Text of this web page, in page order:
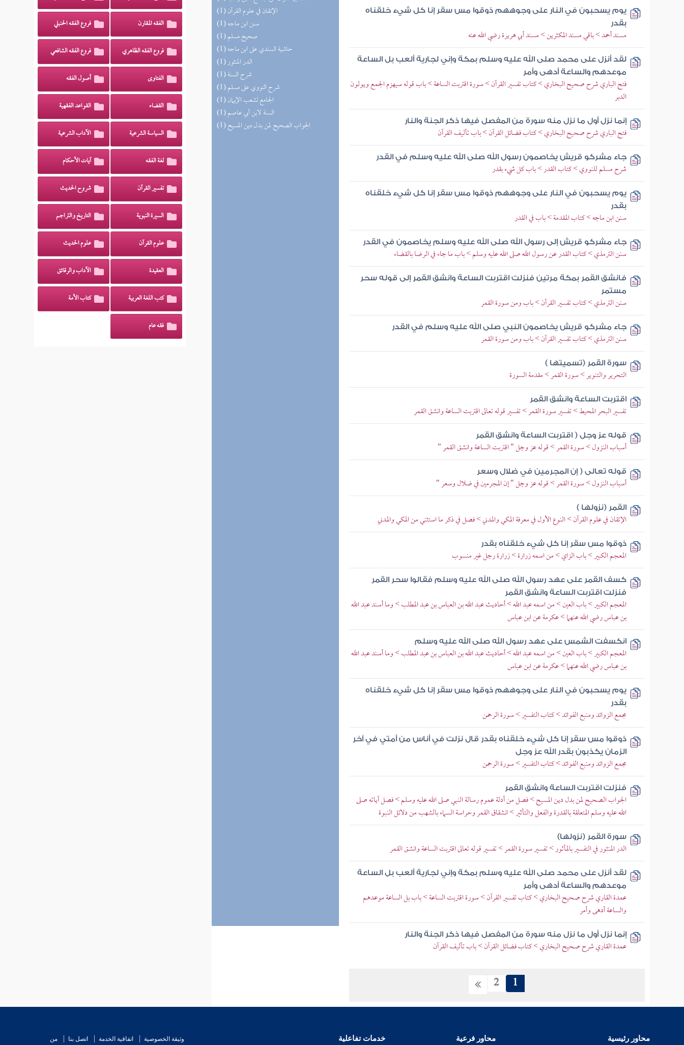
(1) الإتقان في علوم القرآن
(1) سنن ابن ماجه
(1) صحيح مسلم
(1) حاشية السندي على ابن ماجه
(1) الدر المنثور
(1) شرح السنة
(1) شرح النووي على مسلم
(1) الجامع لشعب الإيمان
(1) السنة لابن أبي عاصم
(1) الجواب الصحيح لمن بدل دين المسيح
يوم يسحبون في النار على وجوههم ذوقوا مس سقر إنا كل شيء خلقناه
بقدر
مسند أحمد > باقي مسند المكثرين > مسند أبي هريرة رضي الله عنه
لقد أنزل على محمد صلى الله عليه وسلم بمكة وإني لجارية ألعب بل الساعة
موعدهم والساعة أدهى وأمر
فتح الباري شرح صحيح البخاري > كتاب تفسير القرآن > سورة اقتربت الساعة > باب قوله سيهزم الجمع ويولون
الدبر
إنما نزل أول ما نزل منه سورة من المفصل فيها ذكر الجنة والنار
فتح الباري شرح صحيح البخاري > كتاب فضائل القرآن > باب تأليف القرآن
جاء مشركو قريش يخاصمون رسول الله صلى الله عليه وسلم في القدر
شرح مسلم للنووي > كتاب القدر > باب كل شيء بقدر
يوم يسحبون في النار على وجوههم ذوقوا مس سقر إنا كل شيء خلقناه
بقدر
سنن ابن ماجه > كتاب المقدمة > باب في القدر
جاء مشركو قريش إلى رسول الله صلى الله عليه وسلم يخاصمون في القدر
سنن الترمذي > كتاب القدر عن رسول الله صلى الله عليه وسلم > باب ما جاء في الرضا بالقضاء
فانشق القمر بمكة مرتين فنزلت اقتربت الساعة وانشق القمر إلى قوله سحر
مستمر
سنن الترمذي > كتاب تفسير القرآن > باب ومن سورة القمر
جاء مشركو قريش يخاصمون النبي صلى الله عليه وسلم في القدر
سنن الترمذي > كتاب تفسير القرآن > باب ومن سورة القمر
سورة القمر (تسميتها )
التحرير والتنوير > سورة القمر > مقدمة السورة
اقتربت الساعة وانشق القمر
تفسير البحر المحيط > تفسير سورة القمر > تفسير قوله تعالى اقتربت الساعة وانشق القمر
قوله عز وجل ( اقتربت الساعة وانشق القمر
أسباب النزول > سورة القمر > قوله عز وجل " اقتربت الساعة وانشق القمر "
قوله تعالى ( إن المجرمين في ضلال وسعر
أسباب النزول > سورة القمر > قوله عز وجل " إن المجرمين في ضلال وسعر "
القمر (نزولها )
الإتقان في علوم القرآن > النوع الأول في معرفة المكي والمدني > فصل في ذكر ما استثني من المكي والمدني
ذوقوا مس سقر إنا كل شيء خلقناه بقدر
المعجم الكبير > باب الزاي > من اسمه زرارة > زرارة رجل غير منسوب
كسف القمر على عهد رسول الله صلى الله عليه وسلم فقالوا سحر القمر
فنزلت اقتربت الساعة وانشق القمر
المعجم الكبير > باب العين > من اسمه عبد الله > أحاديث عبد الله بن العباس بن عبد المطلب > وما أسند عبد الله
بن عباس رضي الله عنهما > عكرمة عن ابن عباس
انكسفت الشمس على عهد رسول الله صلى الله عليه وسلم
المعجم الكبير > باب العين > من اسمه عبد الله > أحاديث عبد الله بن العباس بن عبد المطلب > وما أسند عبد الله
بن عباس رضي الله عنهما > عكرمة عن ابن عباس
يوم يسحبون في النار على وجوههم ذوقوا مس سقر إنا كل شيء خلقناه
بقدر
مجمع الزوائد ومنبع الفوائد > كتاب التفسير > سورة الرحمن
ذوقوا مس سقر إنا كل شيء خلقناه بقدر قال نزلت في أناس من أمتي في آخر
الزمان يكذبون بقدر الله عز وجل
مجمع الزوائد ومنبع الفوائد > كتاب التفسير > سورة الرحمن
فنزلت اقتربت الساعة وانشق القمر
الجواب الصحيح لمن بدل دين المسيح > فصل من أدلة عموم رسالة النبي صلى الله عليه وسلم > فصل آياته صلى
الله عليه وسلم المتعلقة بالقدرة والفعل والتأثير > انشقاق القمر وحراسة السماء بالشهب من دلائل النبوة
سورة القمر (نزولها)
الدر المنثور في التفسير بالمأثور > تفسير سورة القمر > تفسير قوله تعالى اقتربت الساعة وانشق القمر
لقد أنزل على محمد صلى الله عليه وسلم بمكة وإني لجارية ألعب بل الساعة
موعدهم والساعة أدهى وأمر
عمدة القاري شرح صحيح البخاري > كتاب تفسير القرآن > سورة اقتربت الساعة > باب بل الساعة موعدهم
والساعة أدهى وأمر
إنما نزل أول ما نزل منه سورة من المفصل فيها ذكر الجنة والنار
عمدة القاري شرح صحيح البخاري > كتاب فضائل القرآن > باب تأليف القرآن
1
2
الفقه المقارن فروع الفقه الحنبلي
فروع الفقه الظاهري فروع الفقه الشافعي
الفتاوى أصول الفقه
القضاء القواعد الفقهية
السياسة الشرعية الآداب الشرعية
لغة الفقه آيات الأحكام
تفسير القرآن شروح الحديث
السيرة النبوية التاريخ والتراجم
علوم القرآن علوم الحديث
العقيدة الآداب والرقائق
كتب اللغة العربية كتاب الأمة
فقه عام
محاور رئيسية محاور فرعية خدمات تفاعلية وثيقة الخصوصية اتفاقية الخدمة اتصل بنا من